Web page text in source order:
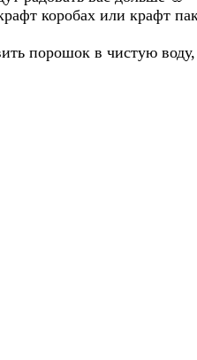
коробах или крафт
порошок в чистую воду,